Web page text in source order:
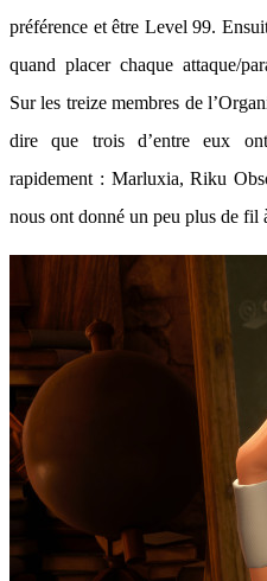
préférence et être Level 99.
quand placer chaque attaque/
Sur les treize membres de
dire que trois d’entre eux
rapidement : Marluxia, Riku
nous ont donné un peu plus de fil